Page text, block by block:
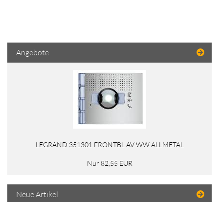
Angebote
LEGRAND 351301 FRONTBL AV WW ALLMETAL
Nur 82,55 EUR
Neue Artikel